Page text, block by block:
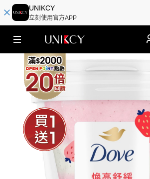
UNIKCY
立刻使用官方APP